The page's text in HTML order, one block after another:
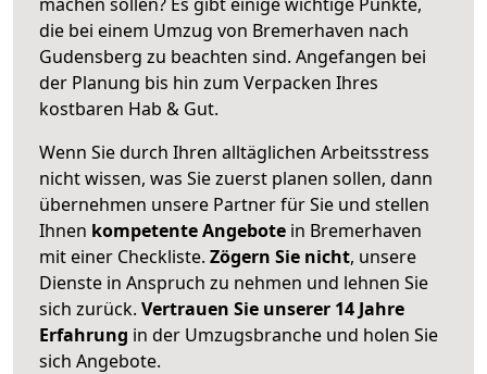
die bei einem Umzug von Bremerhaven nach
Gudensberg zu beachten sind. Angefangen bei
der Planung bis hin zum Verpacken Ihres
kostbaren Hab & Gut.
Wenn Sie durch Ihren alltäglichen Arbeitsstress
nicht wissen, was Sie zuerst planen sollen, dann
übernehmen unsere Partner für Sie und stellen
Ihnen kompetente Angebote in Bremerhaven
mit einer Checkliste. Zögern Sie nicht, unsere
Dienste in Anspruch zu nehmen und lehnen Sie
sich zurück. Vertrauen Sie unserer 14 Jahre
Erfahrung in der Umzugsbranche und holen Sie
sich Angebote.